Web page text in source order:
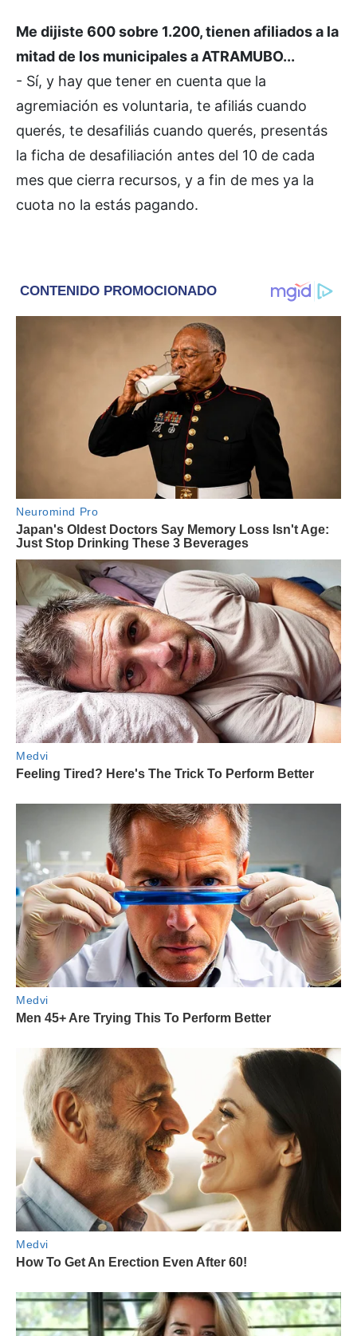
Me dijiste 600 sobre 1.200, tienen afiliados a la
mitad de los municipales a ATRAMUBO...
- Sí, y hay que tener en cuenta que la
agremiación es voluntaria, te afiliás cuando
querés, te desafiliás cuando querés, presentás
la ficha de desafiliación antes del 10 de cada
mes que cierra recursos, y a fin de mes ya la
cuota no la estás pagando.